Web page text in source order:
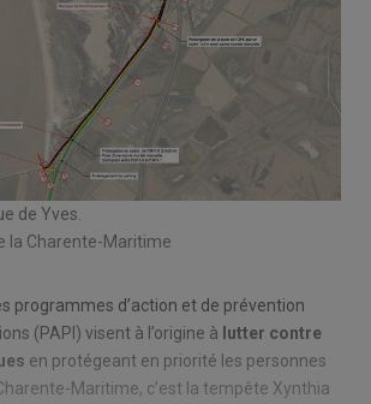
de Yves.
la Charente-Maritime
programmes d’action et de prévention
(PAPI) visent à l’origine à lutter contre
en protégeant en priorité les personnes
Maritime, c’est la tempête Xynthia